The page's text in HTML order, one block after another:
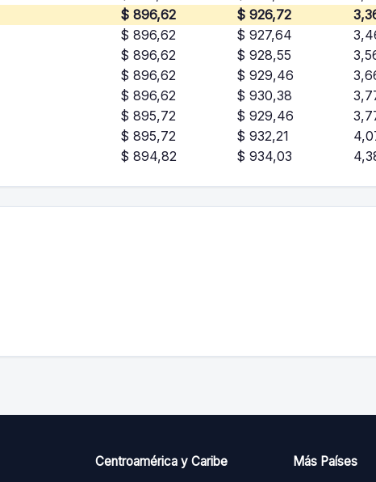
$ 896,62 $ 926,72
$ 896,62 $ 927,64
$ 896,62 $ 928,55
$ 896,62 $ 929,46
$ 896,62 $ 930,38
$ 895,72 $ 929,46
$ 895,72 $ 932,21
$ 894,82 $ 934,03
Centroamérica y Caribe Más Países